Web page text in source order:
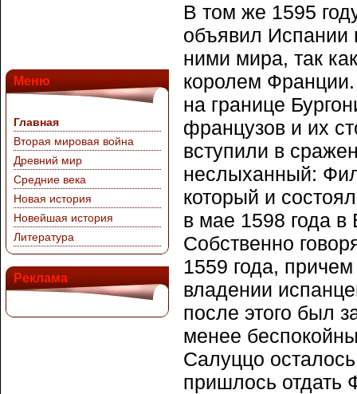
Меню
Главная
Вторая мировая война
Древний мир
Средние века
Новая история
Новейшая история
Литература
Реклама
В том же 1595
объявил Испании
ними мира, так
королем
на границе
французов и их
вступили в
неслыханный:
который и
в мае 1598 года
Собственно
1559 года,
владении
после этого был
менее
Салуццо
пришлось отдать